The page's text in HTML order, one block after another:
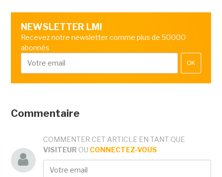
NEWSLETTER LMI
Recevez notre newsletter comme plus de 50000
abonnés
OK
Commentaire
COMMENTER CET ARTICLE EN TANT QUE
VISITEUR OU CONNECTEZ-VOUS